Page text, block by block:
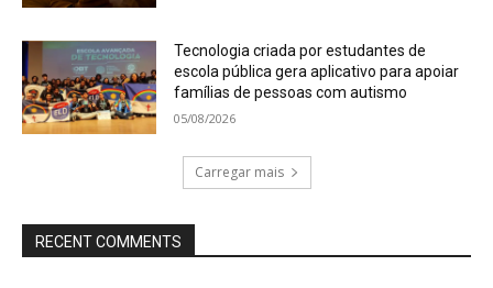
Tecnologia criada por estudantes de
escola pública gera aplicativo para apoiar
famílias de pessoas com autismo
05/08/2026
Carregar mais
RECENT COMMENTS